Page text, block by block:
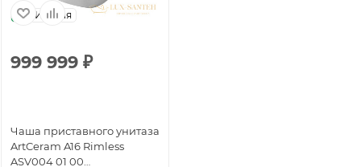
Италия
999 999 ₽
Чаша приставного унитаза
ArtCeram A16 Rimless
ASV004 01 00